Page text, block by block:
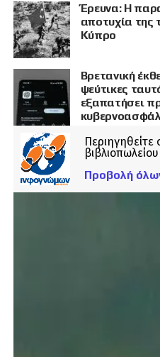
Έρευνα: Η
αποτυχία της
Κύπρο
Βρετανική
ψεύτικες
εξαπατήσει
Προβολή